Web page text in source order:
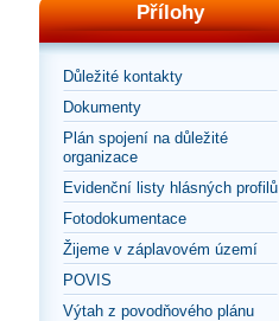
Přílohy
Důležité kontakty
Dokumenty
Plán spojení na důležité
organizace
Evidenční listy hlásných profilů
Fotodokumentace
Žijeme v záplavovém území
POVIS
Výtah z povodňového plánu